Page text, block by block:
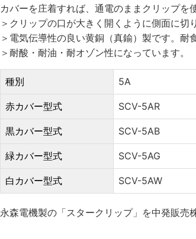
カバーを庄着すれば、通電のままクリップを
＞クリップの口が大きく開くように側面に切
＞電気伝導性の良い黄銅（真鍮）製です。耐
＞耐酸・耐油・耐オゾン性になっています。
種別 5A
赤カバー型式 SCV-5AR
黒カバー型式 SCV-5AB
緑カバー型式 SCV-5AG
白カバー型式 SCV-5AW
永森電機製の「スタークリップ」を中発販売